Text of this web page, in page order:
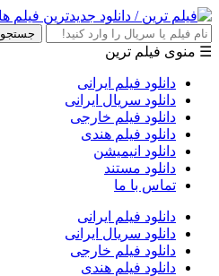
جستجو
☰ منوی فیلم ترین
دانلود فیلم ایرانی
دانلود سریال ایرانی
دانلود فیلم خارجی
دانلود فیلم هندی
دانلود انیمیشن
دانلود مستند
تماس با ما
دانلود فیلم ایرانی
دانلود سریال ایرانی
دانلود فیلم خارجی
دانلود فیلم هندی